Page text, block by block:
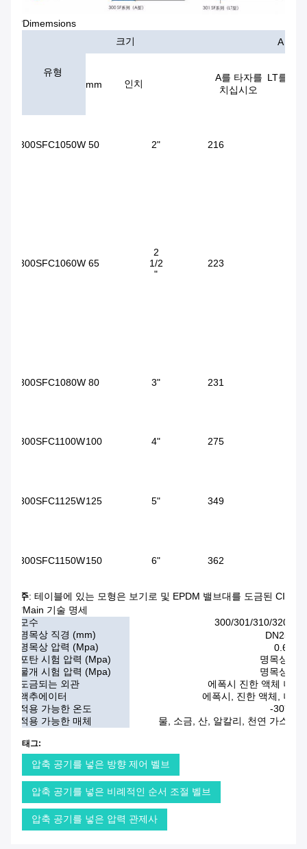
*Dimemsions
유형
크기 A
mm 인치
A를 타자를
치십시오
LT를 타
300SFC1050W 50 2" 216
300SFC1060W 65
2
1/2
"
223
300SFC1080W 80 3" 231
300SFC1100W100 4" 275
300SFC1125W125 5" 349
300SFC1150W150 6" 362
주: 테이블에 있는 모형은 보기로 및 EPDM 밸브대를 도금된 CI 몸,
*Main 기술 명세
모수
300/301/310/320/
명목상 직경 (mm)
DN25-
명목상 압력 (Mpa)
0.6/
포탄 시험 압력 (Mpa)
명목상 압
물개 시험 압력 (Mpa)
명목상 압
도금되는 외관
에폭시 진한 액체 나일
액추에이터
에폭시, 진한 액체, 나일
적용 가능한 온도
-
적용 가능한 매체
물, 소금, 산, 알칼리, 천연 가스,
태그:
압축 공기를 넣은 방향 제어 벨브
압축 공기를 넣은 비례적인 순서 조절 벨브
압축 공기를 넣은 압력 관제사